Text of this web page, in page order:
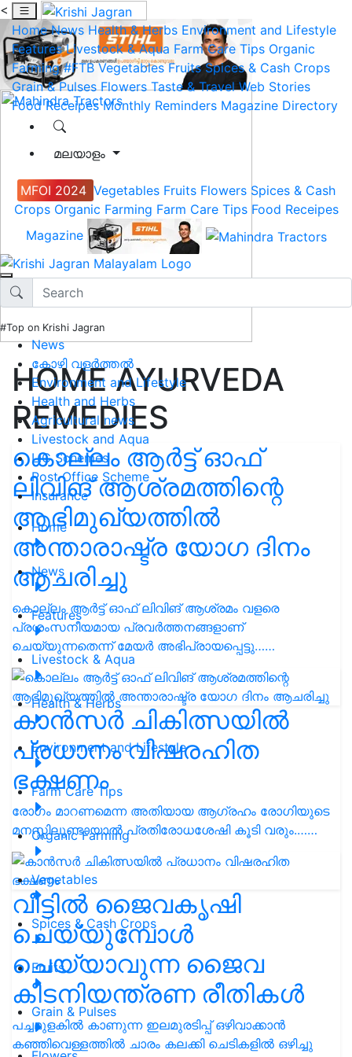
<
Home News Health & Herbs Environment and Lifestyle
Features Livestock & Aqua Farm Care Tips Organic
Farming #FTB Vegetables Fruits Spices & Cash Crops
Grain & Pulses Flowers Taste & Travel Web Stories
Food Receipes Monthly Reminders Magazine Directory
മലയാളം
MFOI 2024 Vegetables Fruits Flowers Spices & Cash
Crops Organic Farming Farm Care Tips Food Receipes
Magazine
#Top on Krishi Jagran
News
കോഴി വളർത്തൽ
Environment and Lifestyle
Health and Herbs
Agricultural news
Livestock and Aqua
LIC Schemes
Post Office Scheme
Insurance
Home
News
Features
Livestock & Aqua
Health & Herbs
Environment and Lifestyle
Farm Care Tips
Organic Farming
Vegetables
Spices & Cash Crops
Fruits
Grain & Pulses
HOME AYURVEDA
REMEDIES
കൊല്ലം ആർട്ട് ഓഫ്
ലിവിങ് ആശ്രമത്തിന്റെ
ആഭിമുഖ്യത്തിൽ
അന്താരാഷ്ട്ര യോഗ ദിനം
ആചരിച്ചു
കൊല്ലം ആർട്ട് ഓഫ് ലിവിങ് ആശ്രമം വളരെ
പ്രശംസനീയമായ പ്രവർത്തനങ്ങളാണ്
ചെയ്യുന്നതെന്ന് മേയർ അഭിപ്രായപ്പെട്ടു……
കാൻസർ ചികിത്സയിൽ
പ്രധാനം വിഷരഹിത
ഭക്ഷണം
രോഗം മാറണമെന്ന അതിയായ ആഗ്രഹം രോഗിയുടെ
മനസ്സിലുണ്ടായാൽ പ്രതിരോധശേഷി കൂടി വരും.……
വീട്ടിൽ ജൈവകൃഷി
ചെയ്യുമ്പോൾ
ചെയ്യാവുന്ന ജൈവ
കീടനിയന്ത്രണ രീതികൾ
പച്ചമുളകിൽ കാണുന്ന ഇലമുരടിപ്പ് ഒഴിവാക്കാൻ
കഞ്ഞിവെള്ളത്തിൽ ചാരം കലക്കി ചെടികളിൽ ഒഴിച്ചു